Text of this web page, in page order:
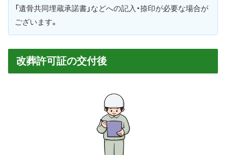
「遺骨共同埋蔵承諾書」などへの記入・捺印が必要な場合が
ございます。
改葬許可証の交付後